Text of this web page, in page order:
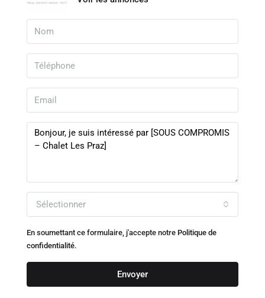
Sélectionner
En soumettant ce formulaire, j'accepte notre Politique de
confidentialité.
Envoyer